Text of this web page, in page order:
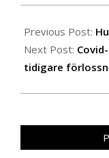
08-
23
Previous Post:
Next Post:
tidigare